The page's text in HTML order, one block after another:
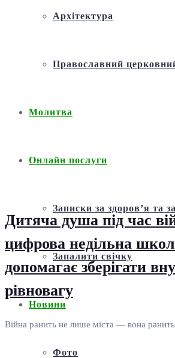
Архітектура
Православний
Молитва
Онлайн послуги
Записки за здоров’я та
Запалити свічку
Новини
Фото
Дитяча душа під час
цифрова недільна
допомагає зберігати
рівновагу
Війна ранить не лише міста — вона ранить